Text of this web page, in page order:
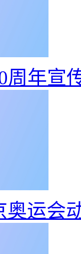
周年宣
奥运会